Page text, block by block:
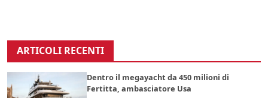
ARTICOLI RECENTI
Dentro il megayacht da 450 milioni di
Fertitta, ambasciatore Usa